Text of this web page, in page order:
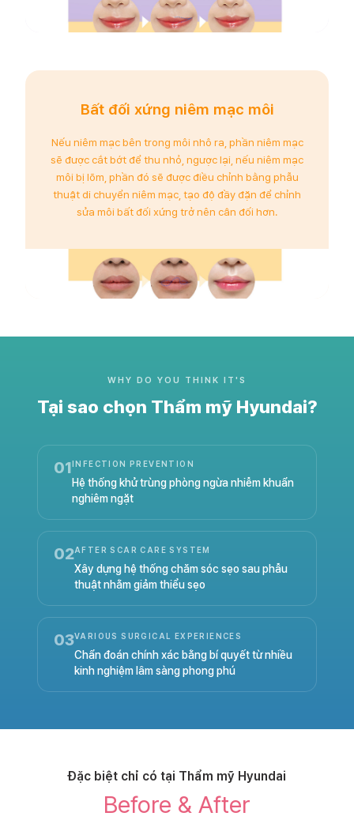
Bất đối xứng niêm mạc môi
Nếu niêm mạc bên trong môi nhô ra, phần niêm mạc
sẽ được cắt bớt để thu nhỏ, ngược lại, nếu niêm mạc
môi bị lõm, phần đó sẽ được điều chỉnh bằng phẫu
thuật di chuyển niêm mạc, tạo độ đầy đặn để chỉnh
sửa môi bất đối xứng trở nên cân đối hơn.
WHY DO YOU THINK IT'S
Tại sao chọn Thẩm mỹ Hyundai?
01 INFECTION PREVENTION
Hệ thống khử trùng phòng ngừa nhiễm khuẩn
nghiêm ngặt
02AFTER SCAR CARE SYSTEM
Xây dựng hệ thống chăm sóc sẹo sau phẫu
thuật nhằm giảm thiểu sẹo
03VARIOUS SURGICAL EXPERIENCES
Chẩn đoán chính xác bằng bí quyết từ nhiều
kinh nghiệm lâm sàng phong phú
Đặc biệt chỉ có tại Thẩm mỹ Hyundai
Before & After